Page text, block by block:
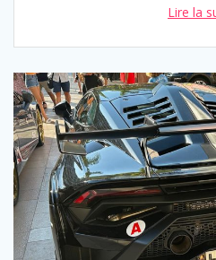
Lire la